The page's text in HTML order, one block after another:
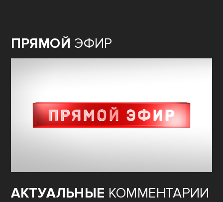
ПРЯМОЙ ЭФИР
АКТУАЛЬНЫЕ КОММЕНТАРИИ